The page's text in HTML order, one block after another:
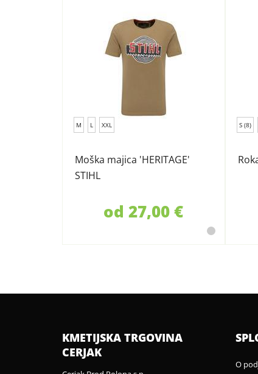
M L XXL
Moška majica 'HERITAGE'
STIHL
od 27,00 €
S (8)
KMETIJSKA TRGOVINA
CERJAK
O